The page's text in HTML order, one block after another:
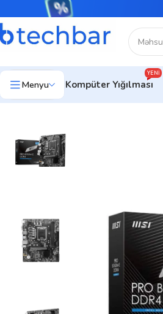
Menyu Kompüter Yığılması
YENI
Ev Kompüter hissələri